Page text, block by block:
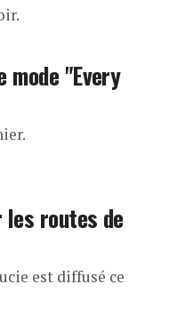
mode "Every
les routes de
est diffusé ce